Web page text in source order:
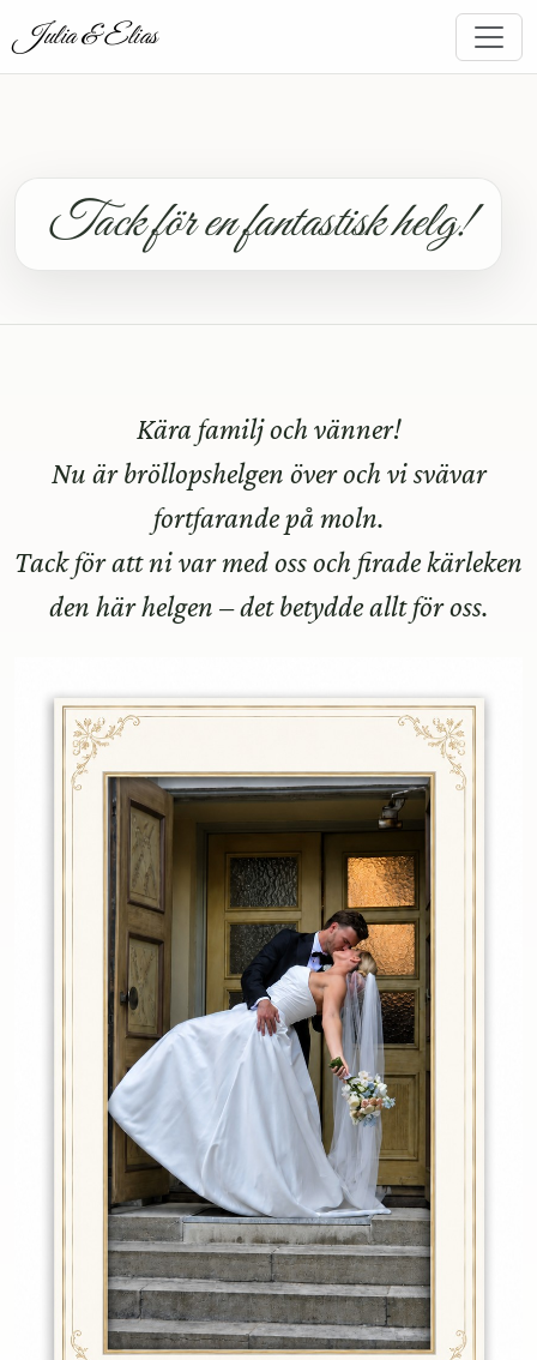
Julia & Elias
Tack för en fantastisk helg!
Kära familj och vänner!
Nu är bröllopshelgen över och vi svävar
fortfarande på moln.
Tack för att ni var med oss och firade kärleken
den här helgen – det betydde allt för oss.